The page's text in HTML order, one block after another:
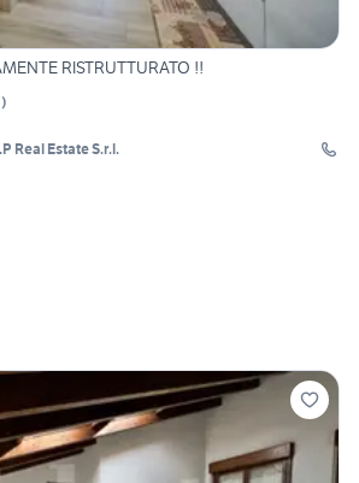
RISTRUTTURATO !!
)
Real Estate S.r.l.